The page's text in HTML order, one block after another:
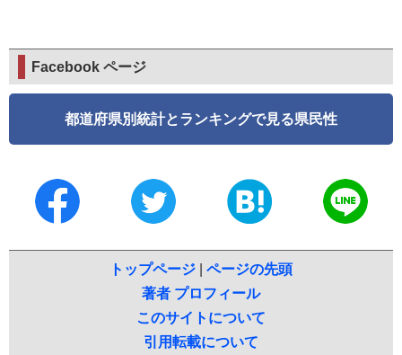
Facebook ページ
都道府県別統計とランキングで見る県民性
トップページ
ページの先頭
著者 プロフィール
このサイトについて
引用転載について